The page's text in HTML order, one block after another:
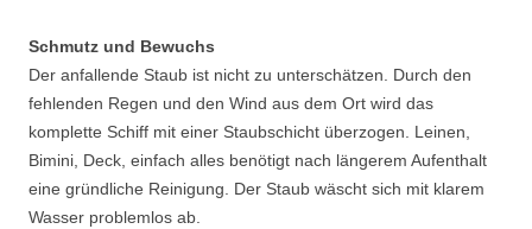
Schmutz und Bewuchs
Der anfallende Staub ist nicht zu unterschätzen. Durch den
fehlenden Regen und den Wind aus dem Ort wird das
komplette Schiff mit einer Staubschicht überzogen. Leinen,
Bimini, Deck, einfach alles benötigt nach längerem Aufenthalt
eine gründliche Reinigung. Der Staub wäscht sich mit klarem
Wasser problemlos ab.